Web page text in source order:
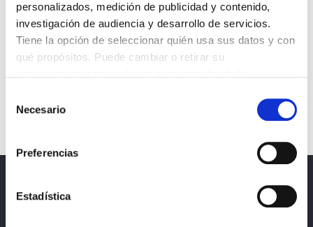
personalizados, medición de publicidad y contenido,
investigación de audiencia y desarrollo de servicios.
Tiene la opción de seleccionar quién usa sus datos y con
qué propósitos. Puede cambiar o retirar su
consentimiento.
Obtenga más información sobre cómo se procesan sus
datos personales y establezca sus preferencias en la
consentimiento en cualquier momento en la Declaración
Necesario
Preferencias
Estadística
Noticias